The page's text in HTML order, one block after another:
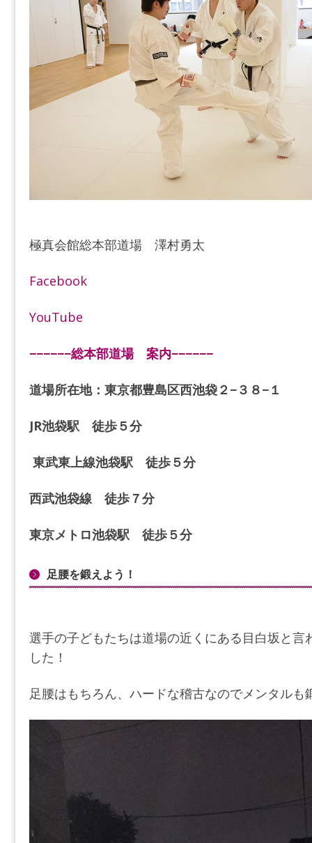
極真会館総本部道場 澤村勇太
Facebook
YouTube
−−−−−−総本部道場 案内−−−−−−
道場所在地：東京都豊島区西池袋２−３８−１
JR池袋駅 徒歩５分
東武東上線池袋駅 徒歩５分
西武池袋線 徒歩７分
東京メトロ池袋駅 徒歩５分
足腰を鍛えよう！
選手の子どもたちは道場の近くにある目白坂と言
した！
足腰はもちろん、ハードな稽古なのでメンタルも